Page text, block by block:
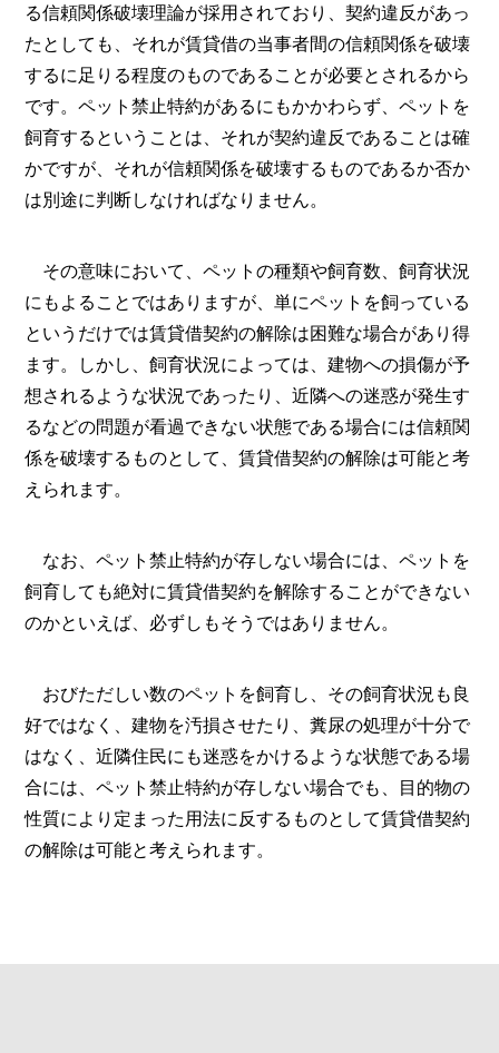
る信頼関係破壊理論が採用されており、契約違反があっ
たとしても、それが賃貸借の当事者間の信頼関係を破壊
するに足りる程度のものであることが必要とされるから
です。ペット禁止特約があるにもかかわらず、ペットを
飼育するということは、それが契約違反であることは確
かですが、それが信頼関係を破壊するものであるか否か
は別途に判断しなければなりません。
その意味において、ペットの種類や飼育数、飼育状況
にもよることではありますが、単にペットを飼っている
というだけでは賃貸借契約の解除は困難な場合があり得
ます。しかし、飼育状況によっては、建物への損傷が予
想されるような状況であったり、近隣への迷惑が発生す
るなどの問題が看過できない状態である場合には信頼関
係を破壊するものとして、賃貸借契約の解除は可能と考
えられます。
なお、ペット禁止特約が存しない場合には、ペットを
飼育しても絶対に賃貸借契約を解除することができない
のかといえば、必ずしもそうではありません。
おびただしい数のペットを飼育し、その飼育状況も良
好ではなく、建物を汚損させたり、糞尿の処理が十分で
はなく、近隣住民にも迷惑をかけるような状態である場
合には、ペット禁止特約が存しない場合でも、目的物の
性質により定まった用法に反するものとして賃貸借契約
の解除は可能と考えられます。